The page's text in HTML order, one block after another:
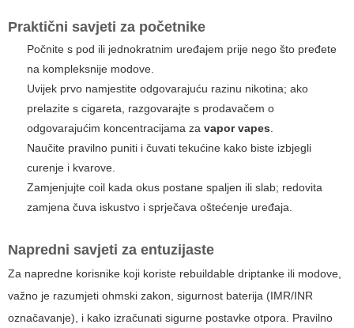
Praktični savjeti za početnike
Počnite s pod ili jednokratnim uređajem prije nego što pređete
na kompleksnije modove.
Uvijek prvo namjestite odgovarajuću razinu nikotina; ako
prelazite s cigareta, razgovarajte s prodavačem o
odgovarajućim koncentracijama za vapor vapes
Naučite pravilno puniti i čuvati tekućine kako biste izbjegli
curenje i kvarove.
Zamjenjujte coil kada okus postane spaljen ili slab; redovita
zamjena čuva iskustvo i sprječava oštećenje uređaja.
Napredni savjeti za entuzijaste
Za napredne korisnike koji koriste rebuildable driptanke ili modove,
važno je razumjeti ohmski zakon, sigurnost baterija (IMR/INR
označavanje), i kako izračunati sigurne postavke otpora. Pravilno